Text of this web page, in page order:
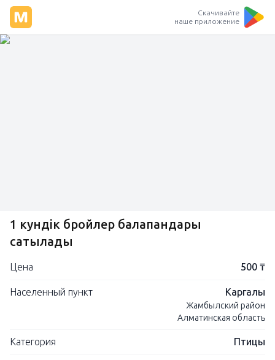
Скачивайте
наше приложение
1 кундік бройлер балапандары
сатылады
Цена 500 ₸
Населенный пункт Каргалы
Жамбылский район
Алматинская область
Категория Птицы